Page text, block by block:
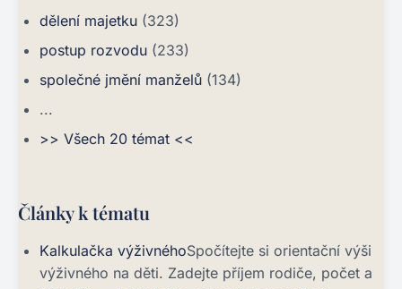
dělení majetku (323)
postup rozvodu (233)
společné jmění manželů (134)
...
>> Všech 20 témat <<
Články k tématu
Kalkulačka výživnéhoSpočítejte si orientační výši
výživného na děti. Zadejte příjem rodiče, počet a